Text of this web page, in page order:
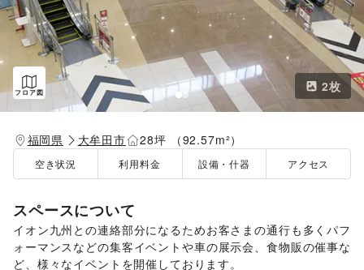
フロア図 2枚
福岡県 大牟田市 28坪 （92.57m²）
空き状況 利用料金 設備・什器 アクセス
スペースについて
イオン九州との連絡部分になるためお客さまの通行も多くパフ
ォーマンスなどの集客イベントや車の展示会、食物販の催事な
ど、様々なイベントを開催しております。